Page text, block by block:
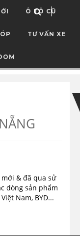
Ô TÔ CŨ
TƯ VẤN XE
mới & đã qua sử
dòng sản phẩm
Nam, BYD...